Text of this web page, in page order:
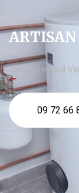
ARTISAN
chaudière fioul
09 72 66